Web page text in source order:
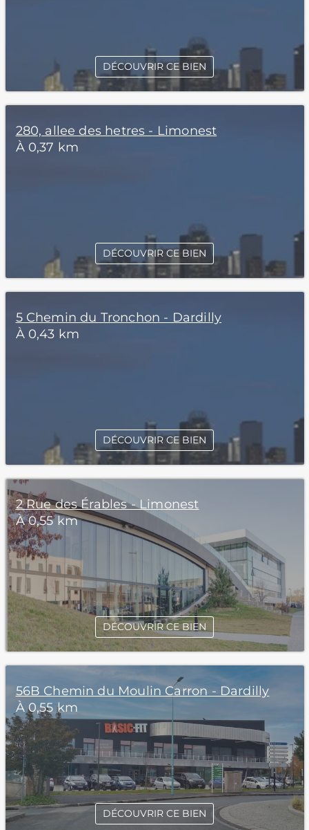
DÉCOUVRIR CE BIEN
280, allee des hetres - Limonest
À 0,37 km
DÉCOUVRIR CE BIEN
5 Chemin du Tronchon - Dardilly
À 0,43 km
DÉCOUVRIR CE BIEN
2 Rue des Érables - Limonest
À 0,55 km
DÉCOUVRIR CE BIEN
56B Chemin du Moulin Carron - Dardilly
À 0,55 km
DÉCOUVRIR CE BIEN